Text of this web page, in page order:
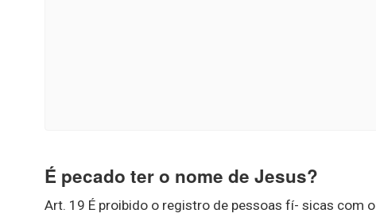
É pecado ter o nome de Jesus?
Art. 19 É proibido o registro de pessoas fí- sicas com o